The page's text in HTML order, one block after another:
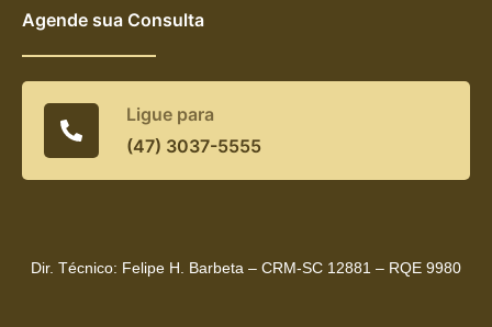
Agende sua Consulta
Ligue para
(47) 3037-5555
Dir. Técnico: Felipe H. Barbeta – CRM-SC 12881 – RQE 9980